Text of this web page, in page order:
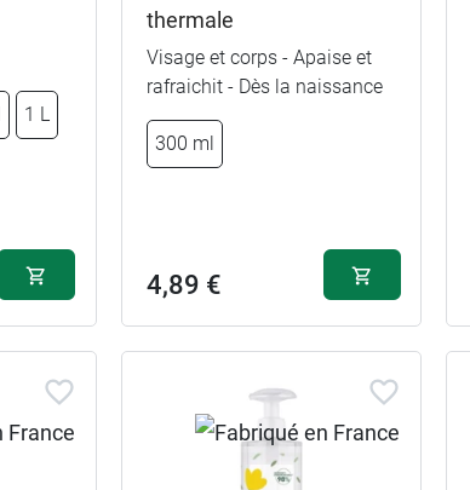
1 L
thermale
Visage et corps - Apaise et
rafraichit - Dès la naissance
300 ml
4,89 €